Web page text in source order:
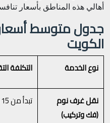
أهالي هذه المناطق بأسعار
جدول متوسط
الكويت
نوع الخدمة التكلفة
نقل غرف نوم
(فك وتركيب)
تبدأ من 15 د.ك